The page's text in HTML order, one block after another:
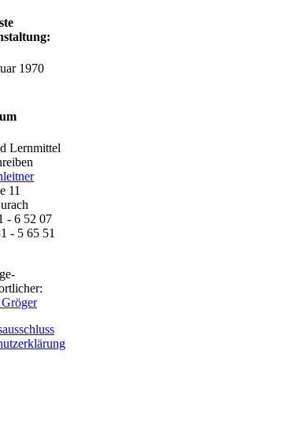
1970
Lernmittel
11
- 6 52 07
- 5 65 51